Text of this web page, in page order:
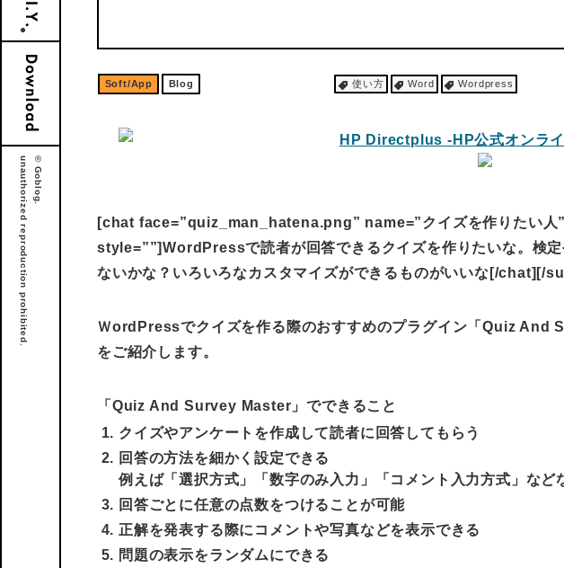
Soft/App Blog 使い方 Word Wordpress
[chat face=”quiz_man_hatena.png” name=”クイズを作りたい
style=””]WordPressで読者が回答できるクイズを作りたいな。検
ないかな？いろいろなカスタマイズができるものがいいな[/chat][/
ＷordPressでクイズを作る際のおすすめのプラグイン「Quiz And
をご紹介します。
「Quiz And Survey Master」でできること
クイズやアンケートを作成して読者に回答してもらう
回答の方法を細かく設定できる
例えば「選択方式」「数字のみ入力」「コメント入力方式」など
回答ごとに任意の点数をつけることが可能
正解を発表する際にコメントや写真などを表示できる
問題の表示をランダムにできる